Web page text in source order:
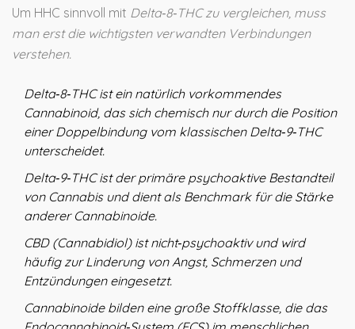
Um HHC sinnvoll mit Delta‑8‑THCzu vergleichen, muss
man erst die wichtigsten verwandten Verbindungen
verstehen.
Delta‑8‑THCist ein natürlich vorkommendes
Cannabinoid, das sich chemisch nur durch die Position
einer Doppelbindung vom klassischen Delta‑9‑THC
unterscheidet.
Delta‑9‑THCist der primäre psychoaktive Bestandteil
von Cannabis und dient als Benchmark für die Stärke
anderer Cannabinoide.
CBD(Cannabidiol) ist nicht‑psychoaktiv und wird
häufig zur Linderung von Angst, Schmerzen und
Entzündungen eingesetzt.
Cannabinoidebilden eine große Stoffklasse, die das